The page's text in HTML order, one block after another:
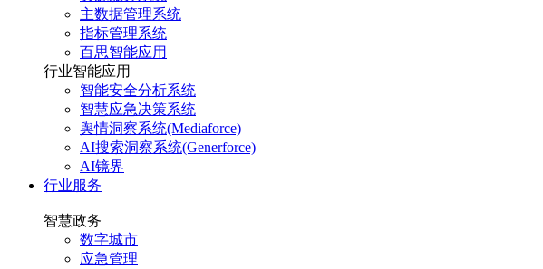
主数据管理系统
指标管理系统
百思智能应用
行业智能应用
智能安全分析系统
智慧应急决策系统
舆情洞察系统(Mediaforce)
AI搜索洞察系统(Generforce)
AI镜界
行业服务
智慧政务
数字城市
应急管理